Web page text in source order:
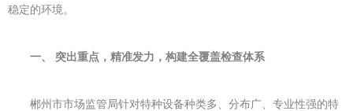
稳定的环境。
一、 突出重点，精准发力，构建全覆盖检查体系
郴州市市场监管局针对特种设备种类多、分布广、专业性强的特